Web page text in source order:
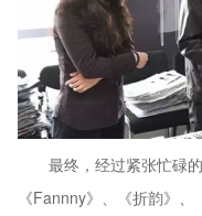
最终，经过紧张忙碌
《Fannny》、《折韵》